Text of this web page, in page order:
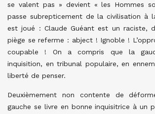
se valent pas » devient « les Hommes
passe subrepticement de la civilisation à
est joué : Claude Guéant est un raciste,
piège se referme : abject ! Ignoble !
coupable ! On a compris que la
inquisition, en tribunal populaire, en
liberté de penser.
Deuxièmement non contente de
gauche se livre en bonne inquisitrice à un